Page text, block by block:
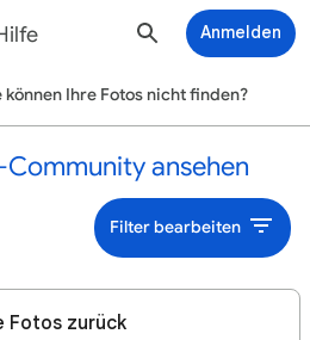
Anmelden
können Ihre Fotos nicht finden?
ansehen
Filter bearbeiten
Fotos zurück